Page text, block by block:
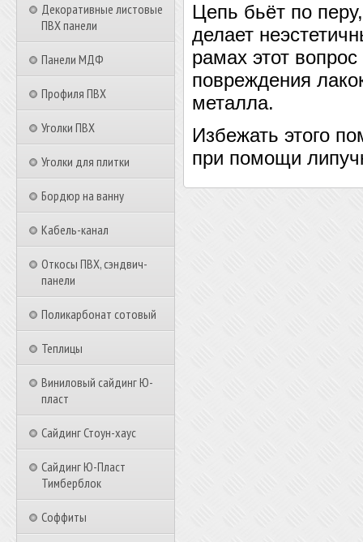
Декоративные листовые
ПВХ панели
Панели МДФ
Профиля ПВХ
Уголки ПВХ
Уголки для плитки
Бордюр на ванну
Кабель-канал
Откосы ПВХ, сэндвич-
панели
Поликарбонат сотовый
Теплицы
Виниловый сайдинг Ю-
пласт
Сайдинг Стоун-хаус
Сайдинг Ю-Пласт
Тимберблок
Соффиты
Цепь бьёт по
делает
рамах этот
повреждения
металла.
Избежать этого
при помощи